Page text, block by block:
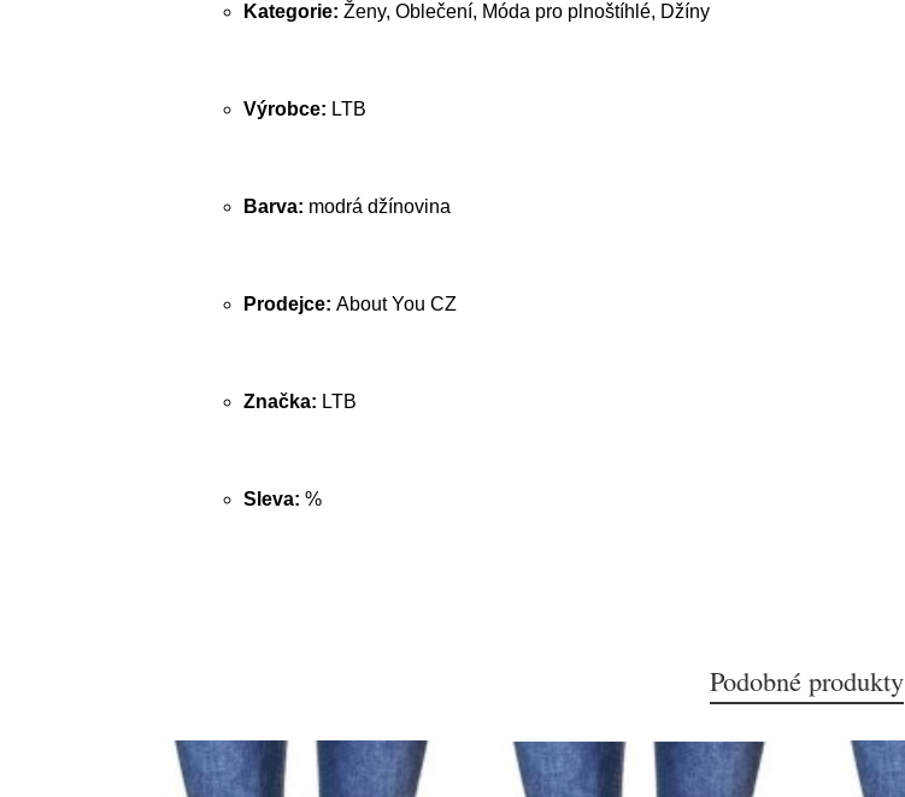
Kategorie: Ženy, Oblečení, Móda pro plnoštíhlé, Džíny
Výrobce: LTB
Barva: modrá džínovina
Prodejce: About You CZ
Značka: LTB
Sleva: %
Podobné produkty